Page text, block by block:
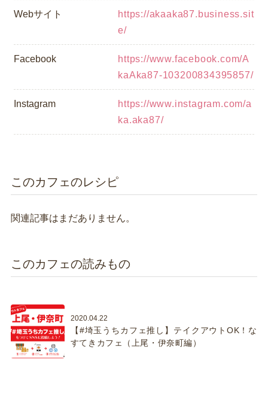
Webサイト
https://akaaka87.business.sit
e/
Facebook
https://www.facebook.com/A
kaAka87-103200834395857/
Instagram
https://www.instagram.com/a
ka.aka87/
このカフェのレシピ
関連記事はまだありません。
このカフェの読みもの
2020.04.22
【#埼玉うちカフェ推し】テイクアウトOK！な
すてきカフェ（上尾・伊奈町編）